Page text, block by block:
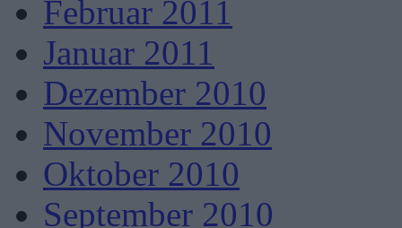
Februar 2011
Januar 2011
Dezember 2010
November 2010
Oktober 2010
September 2010